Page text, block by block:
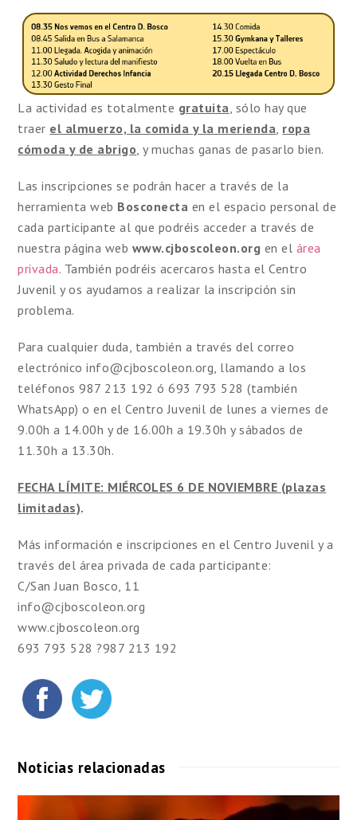
La actividad es totalmente gratuita , sólo hay que
traer el almuerzo, la comida y la merienda ropa
cómoda y de abrigo , y muchas ganas de pasarlo bien.
Las inscripciones se podrán hacer a través de la
herramienta web Bosconecta en el espacio personal de
cada participante al que podréis acceder a través de
nuestra página web www.cjboscoleon.org en el área
privada. También podréis acercaros hasta el Centro
Juvenil y os ayudamos a realizar la inscripción sin
problema.
Para cualquier duda, también a través del correo
electrónico info@cjboscoleon.org, llamando a los
teléfonos 987 213 192 ó 693 793 528 (también
WhatsApp) o en el Centro Juvenil de lunes a viernes de
9.00h a 14.00h y de 16.00h a 19.30h y sábados de
11.30h a 13.30h.
FECHA LÍMITE: MIÉRCOLES 6 DE NOVIEMBRE (plazas
limitadas).
Más información e inscripciones en el Centro Juvenil y a
través del área privada de cada participante:
C/San Juan Bosco, 11
info@cjboscoleon.org
www.cjboscoleon.org
693 793 528 ?987 213 192
Noticias relacionadas